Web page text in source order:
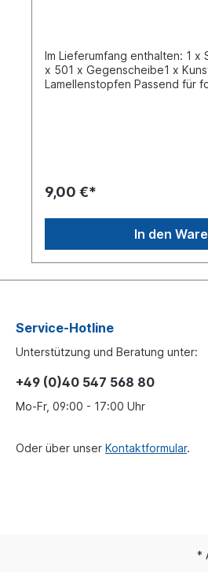
Im Lieferumfang enthalten: 1 x
x 501 x Gegenscheibe1 x
Lamellenstopfen Passend für
9,00 €*
In den
Service-Hotline
Unterstützung und Beratung unter:
+49 (0)40 547 568 80
Mo-Fr, 09:00 - 17:00 Uhr
Oder über unser Kontaktformular.
*